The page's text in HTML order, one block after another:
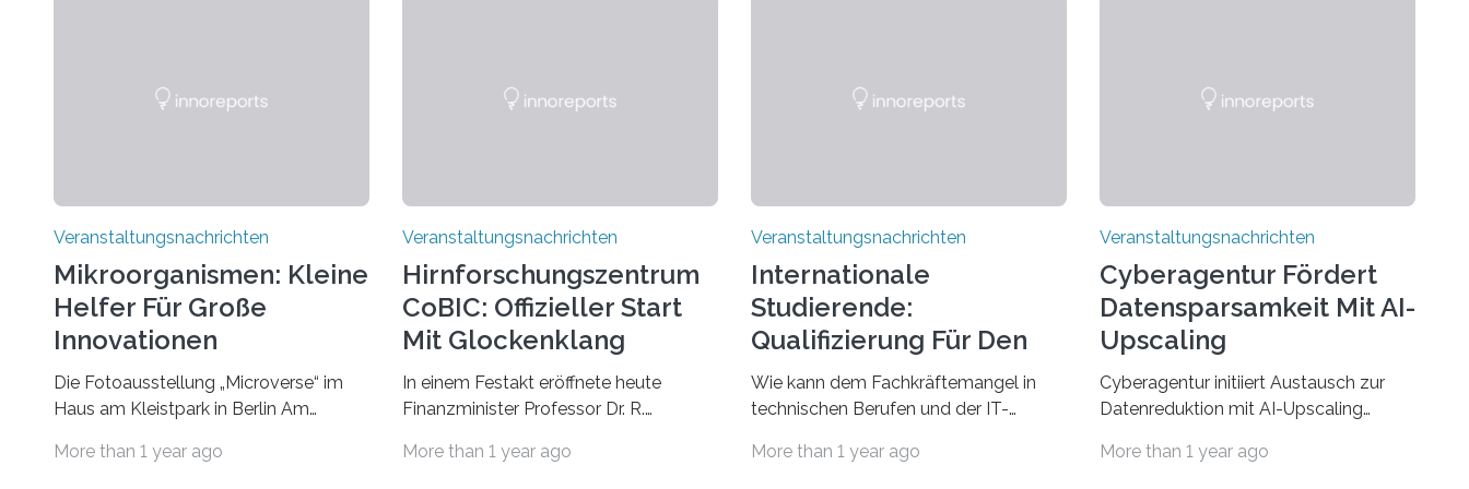
Veranstaltungsnachrichten
Mikroorganismen: Kleine
Helfer Für Große
Innovationen
Die Fotoausstellung „Microverse“ im
Haus am Kleistpark in Berlin Am
Kleistpark, Berlin-Schöneberg, die
More than 1 year ago
Veranstaltungsnachrichten
Hirnforschungszentrum
CoBIC: Offizieller Start
Mit Glockenklang
In einem Festakt eröffnete heute
Finanzminister Professor Dr. R.
Imaging Center (CoBIC) auf dem
More than 1 year ago
Veranstaltungsnachrichten
Internationale
Studierende:
Qualifizierung Für Den
Arbeitsmarkt
Wie kann dem Fachkräftemangel in
technischen Berufen und der IT-
Beispiel durch internationale
More than 1 year ago
Veranstaltungsnachrichten
Cyberagentur Fördert
Datensparsamkeit Mit AI-
Upscaling
Cyberagentur initiiert Austausch zur
Datenreduktion mit AI-Upscaling
Forschungsprogramm DDK –
More than 1 year ago